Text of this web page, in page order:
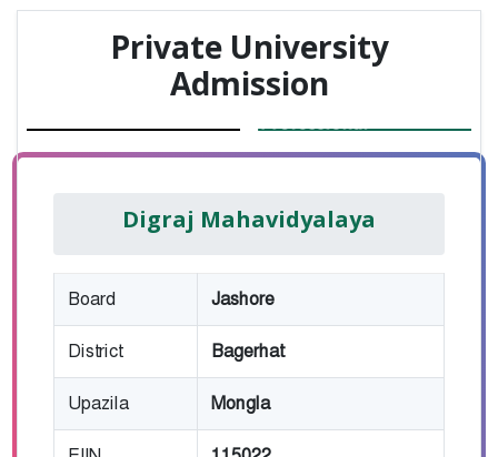
Private University
Admission
Digraj Mahavidyalaya
Board Jashore
District Bagerhat
Upazila Mongla